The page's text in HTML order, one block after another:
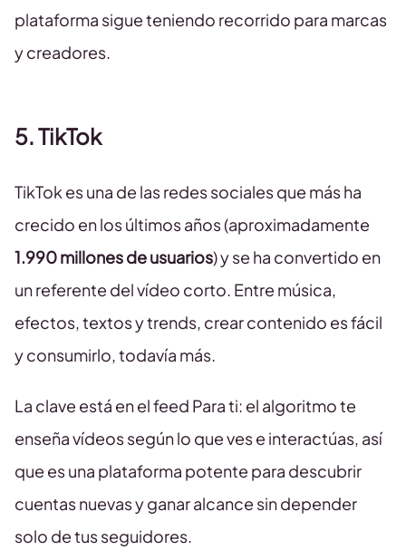
plataforma sigue teniendo recorrido para marcas
y creadores.
5. TikTok
TikTok es una de las redes sociales que más ha
crecido en los últimos años (aproximadamente
1.990 millones de usuarios) y se ha convertido en
un referente del vídeo corto. Entre música,
efectos, textos y trends, crear contenido es fácil
y consumirlo, todavía más.
La clave está en el feed Para ti: el algoritmo te
enseña vídeos según lo que ves e interactúas, así
que es una plataforma potente para descubrir
cuentas nuevas y ganar alcance sin depender
solo de tus seguidores.